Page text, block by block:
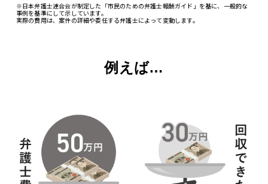
※日本弁護士連合会が制定した「市民のための弁護士報酬ガイド」を基に、一般的な
事例を基準にして示しています。
実際の費用は、案件の詳細や委任する弁護士によって変動します。
例えば…